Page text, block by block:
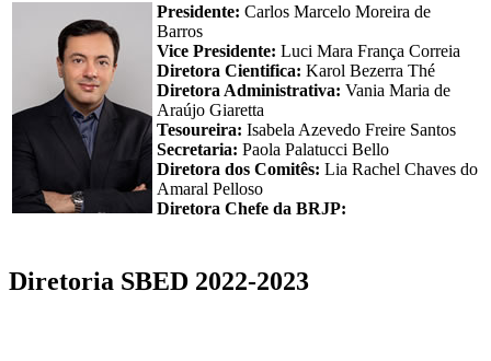
Presidente: Carlos Marcelo Moreira de
Barros
Vice Presidente: Luci Mara França Correia
Diretora Cientifica: Karol Bezerra Thé
Diretora Administrativa: Vania Maria de
Araújo Giaretta
Tesoureira: Isabela Azevedo Freire Santos
Secretaria: Paola Palatucci Bello
Diretora dos Comitês: Lia Rachel Chaves do
Amaral Pelloso
Diretora Chefe da BRJP:
Diretoria SBED 2022-2023